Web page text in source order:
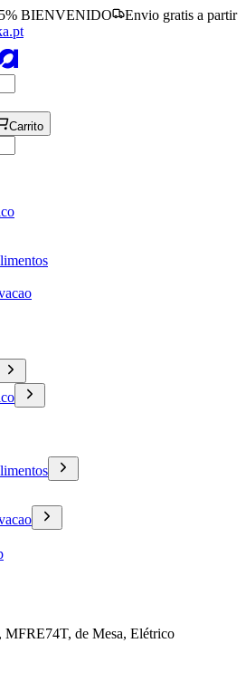
BIENVENIDO
Envio gratis a partir
Carrito
MFRE74T, de Mesa, Elétrico